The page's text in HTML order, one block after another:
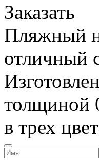
Заказать
Пляжный
отличный
толщиной
в трех